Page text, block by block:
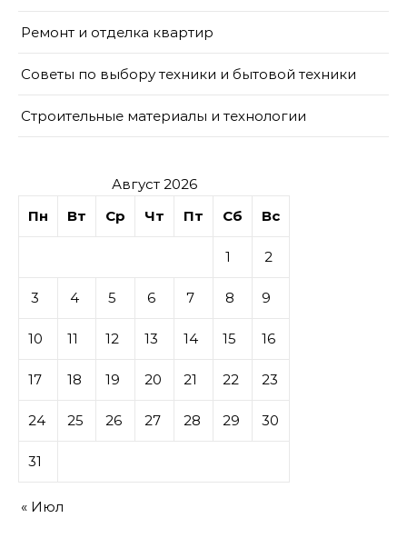
Ремонт и отделка квартир
Советы по выбору техники и бытовой техники
Строительные материалы и технологии
Август 2026
Пн
Вт Ср Чт Пт Сб Вс
1 2
3 4 5 6 7 8 9
10 11 12 13 14 15 16
17 18 19 20 21 22 23
24 25 26 27 28 29 30
31
« Июл